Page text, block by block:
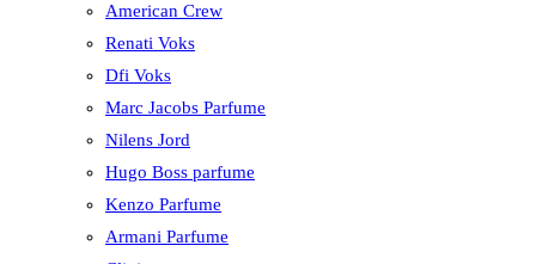
American Crew
Renati Voks
Dfi Voks
Marc Jacobs Parfume
Nilens Jord
Hugo Boss parfume
Kenzo Parfume
Armani Parfume